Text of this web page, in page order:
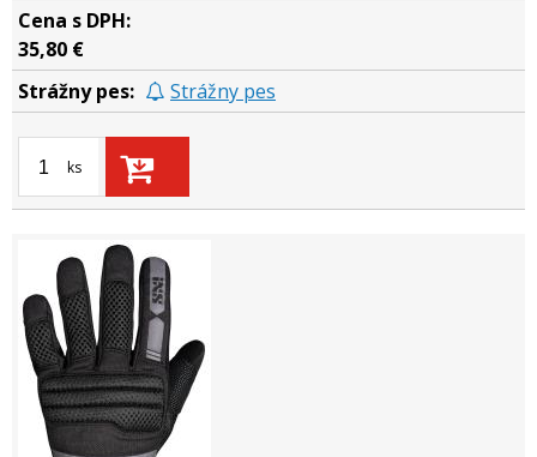
35,80 €
Strážny pes
ks